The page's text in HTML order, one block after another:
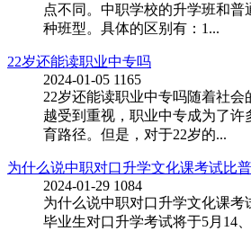
点不同。中职学校的升学班和普
种班型。具体的区别有：1...
22岁还能读职业中专吗
2024-01-05 1165
22岁还能读职业中专吗随着社
越受到重视，职业中专成为了许
育路径。但是，对于22岁的...
为什么说中职对口升学文化课考试比
2024-01-29 1084
为什么说中职对口升学文化课考
毕业生对口升学考试将于5月14